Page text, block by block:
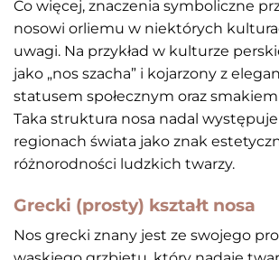
Co więcej, znaczenia symboliczne
nosowi orliemu w niektórych
uwagi. Na przykład w kulturze
jako „nos szacha” i kojarzony z
statusem społecznym oraz
Taka struktura nosa nadal
regionach świata jako znak
różnorodności ludzkich twarzy.
Grecki (prosty) kształt nosa
Nos grecki znany jest ze swojego